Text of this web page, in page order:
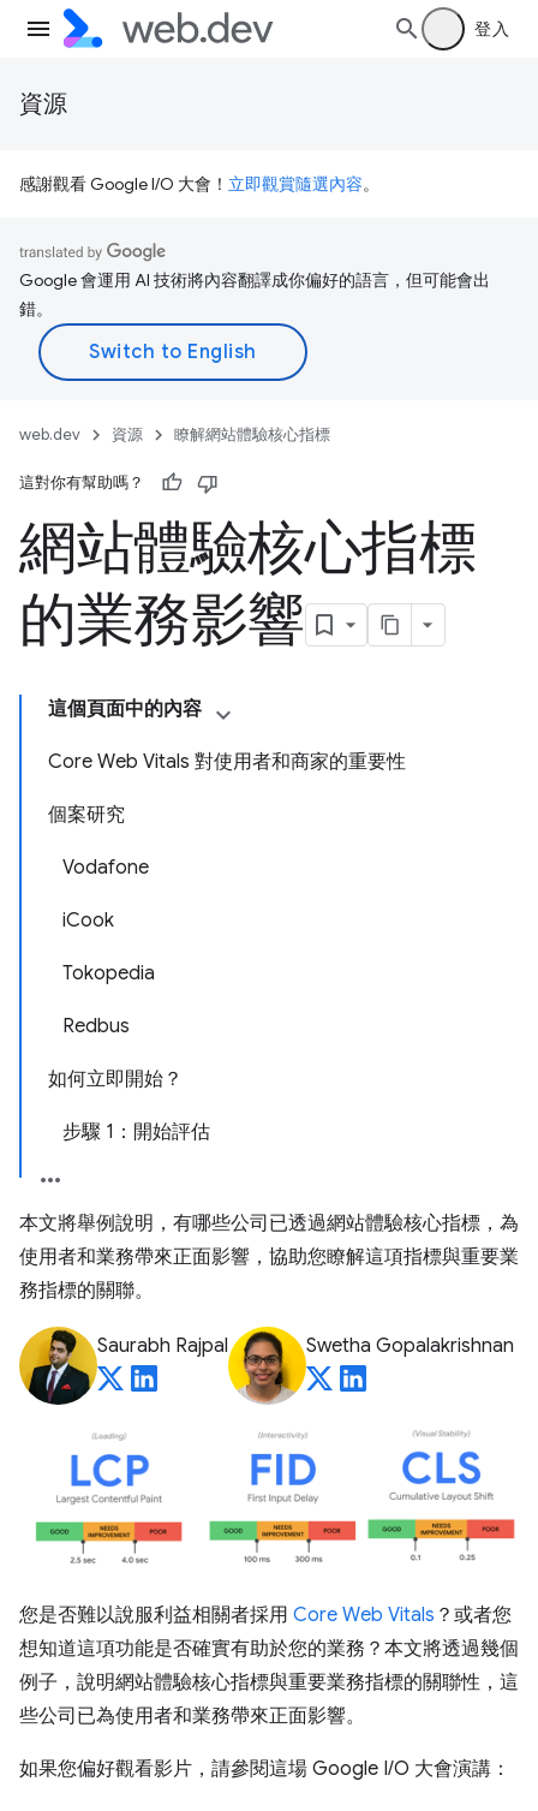
登入
資源
感謝觀看 Google I/O 大會！ 立即觀賞隨選內容。
Google 會運用 AI 技術將內容翻譯成你偏好的語言，但可能會出
錯。
web.dev 資源 瞭解網站體驗核心指標
這對你有幫助嗎？
網站體驗核心指標
的業務影響
這個頁面中的內容
Core Web Vitals 對使用者和商家的重要性
個案研究
Vodafone
iCook
Tokopedia
Redbus
如何立即開始？
步驟 1：開始評估
本文將舉例說明，有哪些公司已透過網站體驗核心指標，為
使用者和業務帶來正面影響，協助您瞭解這項指標與重要業
務指標的關聯。
Saurabh Rajpal Swetha Gopalakrishnan
您是否難以說服利益相關者採用 Core Web Vitals ？或者您
想知道這項功能是否確實有助於您的業務？本文將透過幾個
例子，說明網站體驗核心指標與重要業務指標的關聯性，這
些公司已為使用者和業務帶來正面影響。
如果您偏好觀看影片，請參閱這場 Google I/O 大會演講：